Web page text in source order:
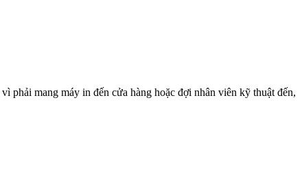
mang máy in đến cửa hàng hoặc đợi nhân viên kỹ thuật đến,